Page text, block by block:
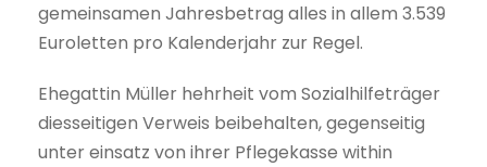
gemeinsamen Jahresbetrag alles in allem 3.539
Euroletten pro Kalenderjahr zur Regel.
Ehegattin Müller hehrheit vom Sozialhilfeträger
diesseitigen Verweis beibehalten, gegenseitig
unter einsatz von ihrer Pflegekasse within